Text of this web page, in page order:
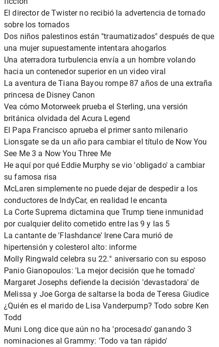
El director de Twister no recibió la advertencia de tornado
sobre los tornados
Dos niños palestinos están "traumatizados" después de que
una mujer supuestamente intentara ahogarlos
Una aterradora turbulencia envía a un hombre volando
hacia un contenedor superior en un video viral
La aventura de Tiana Bayou rompe 87 años de una extraña
princesa de Disney Canon
Vea cómo Motorweek prueba el Sterling, una versión
británica olvidada del Acura Legend
El Papa Francisco aprueba el primer santo milenario
Lionsgate se da un año para cambiar el título de Now You
See Me 3 a Now You Three Me
He aquí por qué Eddie Murphy se vio 'obligado' a cambiar
su famosa risa
McLaren simplemente no puede dejar de despedir a los
conductores de IndyCar, en realidad le encanta
La Corte Suprema dictamina que Trump tiene inmunidad
por cualquier delito cometido entre las 9 y las 5
La cantante de 'Flashdance' Irene Cara murió de
hipertensión y colesterol alto: informe
Molly Ringwald celebra su 22.° aniversario con su esposo
Panio Gianopoulos: 'La mejor decisión que he tomado'
Margaret Josephs defiende la decisión 'devastadora' de
Melissa y Joe Gorga de saltarse la boda de Teresa Giudice
¿Quién es el marido de Lisa Vanderpump? Todo sobre Ken
Todd
Muni Long dice que aún no ha 'procesado' ganando 3
nominaciones al Grammy: 'Todo va tan rápido'